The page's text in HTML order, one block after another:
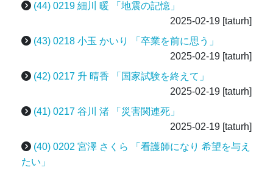
(44) 0219 細川 暖 「地震の記憶」
2025-02-19 [taturh]
(43) 0218 小玉 かいり 「卒業を前に思う」
2025-02-19 [taturh]
(42) 0217 升 晴香 「国家試験を終えて」
2025-02-19 [taturh]
(41) 0217 谷川 渚 「災害関連死」
2025-02-19 [taturh]
(40) 0202 宮澤 さくら 「看護師になり 希望を与え
たい」